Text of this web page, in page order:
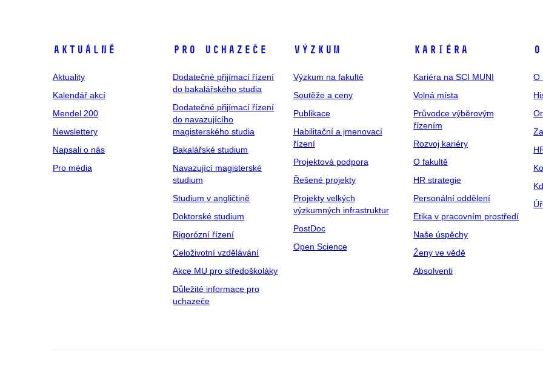
Aktuálně
Aktuality
Kalendář akcí
Mendel 200
Newslettery
Napsali o nás
Pro média
Pro uchazeče
Dodatečné přijímací řízení
do bakalářského studia
Dodatečné přijímací řízení
do navazujícího
magisterského studia
Bakalářské studium
Navazující magisterské
studium
Studium v angličtině
Doktorské studium
Rigorózní řízení
Celoživotní vzdělávání
Akce MU pro středoškoláky
Důležité informace pro
uchazeče
Výzkum
Výzkum na fakultě
Soutěže a ceny
Publikace
Habilitační a jmenovací
řízení
Projektová podpora
Řešené projekty
Projekty velkých
výzkumných infrastruktur
PostDoc
Open Science
Kariéra
Kariéra na SCI MUNI
Volná místa
Průvodce výběrovým
řízením
Rozvoj kariéry
O fakultě
HR strategie
Personální oddělení
Etika v pracovním prostředí
Naše úspěchy
Ženy ve vědě
Absolventi
O